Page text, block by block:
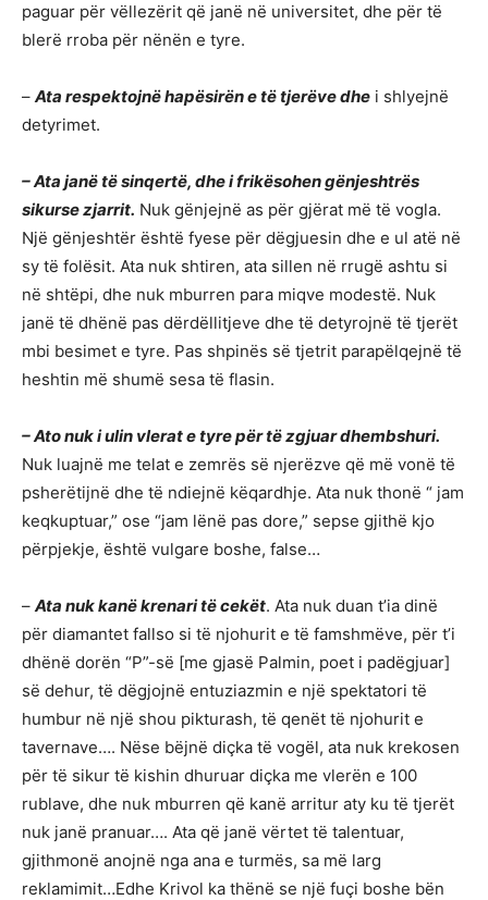
paguar për vëllezërit që janë në universitet, dhe për të
blerë rroba për nënën e tyre.
– Ata respektojnë hapësirën e të tjerëve dhe i shlyejnë
detyrimet.
– Ata janë të sinqertë, dhe i frikësohen gënjeshtrës
sikurse zjarrit. Nuk gënjejnë as për gjërat më të vogla.
Një gënjeshtër është fyese për dëgjuesin dhe e ul atë në
sy të folësit. Ata nuk shtiren, ata sillen në rrugë ashtu si
në shtëpi, dhe nuk mburren para miqve modestë. Nuk
janë të dhënë pas dërdëllitjeve dhe të detyrojnë të tjerët
mbi besimet e tyre. Pas shpinës së tjetrit parapëlqejnë të
heshtin më shumë sesa të flasin.
– Ato nuk i ulin vlerat e tyre për të zgjuar dhembshuri.
Nuk luajnë me telat e zemrës së njerëzve që më vonë të
psherëtijnë dhe të ndiejnë këqardhje. Ata nuk thonë “ jam
keqkuptuar,” ose “jam lënë pas dore,” sepse gjithë kjo
përpjekje, është vulgare boshe, false…
– Ata nuk kanë krenari të cekët. Ata nuk duan t’ia dinë
për diamantet fallso si të njohurit e të famshmëve, për t’i
dhënë dorën “P”-së [me gjasë Palmin, poet i padëgjuar]
së dehur, të dëgjojnë entuziazmin e një spektatori të
humbur në një shou pikturash, të qenët të njohurit e
tavernave…. Nëse bëjnë diçka të vogël, ata nuk krekosen
për të sikur të kishin dhuruar diçka me vlerën e 100
rublave, dhe nuk mburren që kanë arritur aty ku të tjerët
nuk janë pranuar…. Ata që janë vërtet të talentuar,
gjithmonë anojnë nga ana e turmës, sa më larg
reklamimit…Edhe Krivol ka thënë se një fuçi boshe bën